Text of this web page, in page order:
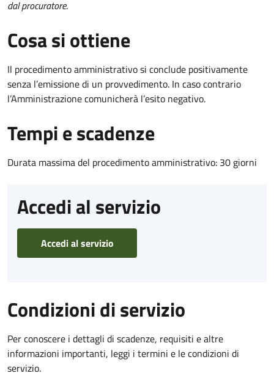
dal procuratore.
Cosa si ottiene
Il procedimento amministrativo si conclude positivamente
senza l’emissione di un provvedimento. In caso contrario
l’Amministrazione comunicherà l’esito negativo.
Tempi e scadenze
Durata massima del procedimento amministrativo: 30 giorni
Accedi al servizio
Accedi al servizio
Condizioni di servizio
Per conoscere i dettagli di scadenze, requisiti e altre
informazioni importanti, leggi i termini e le condizioni di
servizio.